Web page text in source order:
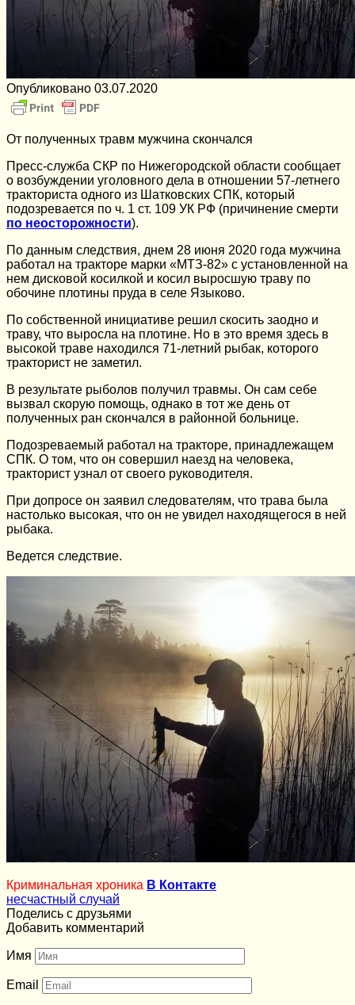
Опубликовано 03.07.2020
От полученных травм мужчина скончался
Пресс-служба СКР по Нижегородской области сообщает
о возбуждении уголовного дела в отношении 57-летнего
тракториста одного из Шатковских СПК, который
подозревается по ч. 1 ст. 109 УК РФ (причинение смерти
по неосторожности).
По данным следствия, днем 28 июня 2020 года мужчина
работал на тракторе марки «МТЗ-82» с установленной на
нем дисковой косилкой и косил выросшую траву по
обочине плотины пруда в селе Языково.
По собственной инициативе решил скосить заодно и
траву, что выросла на плотине. Но в это время здесь в
высокой траве находился 71-летний рыбак, которого
тракторист не заметил.
В результате рыболов получил травмы. Он сам себе
вызвал скорую помощь, однако в тот же день от
полученных ран скончался в районной больнице.
Подозреваемый работал на тракторе, принадлежащем
СПК. О том, что он совершил наезд на человека,
тракторист узнал от своего руководителя.
При допросе он заявил следователям, что трава была
настолько высокая, что он не увидел находящегося в ней
рыбака.
Ведется следствие.
Криминальная хроника В Контакте
несчастный случай
Поделись с друзьями
Добавить комментарий
Имя
Email